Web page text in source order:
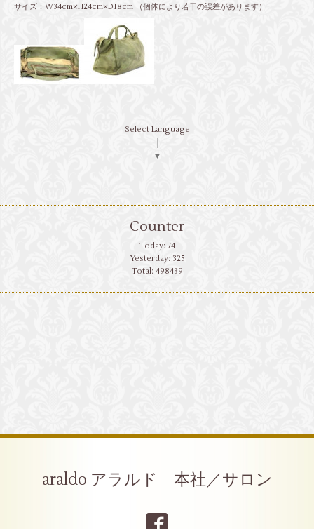
サイズ：W34cm×H24cm×D18cm （個体により若干の誤差があります）
Select Language
▼
Counter
Today: 74
Yesterday: 325
Total: 498439
araldo アラルド 本社／サロン